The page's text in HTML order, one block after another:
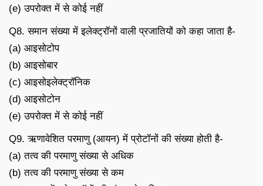
(e) उपरोक्त में से कोई नहीं
Q8. समान संख्या में इलेक्ट्रॉनों वाली प्रजातियों को कहा जाता है-
(a) आइसोटोप
(b) आइसोबार
(c) आइसोइलेक्ट्रॉनिक
(d) आइसोटोन
(e) उपरोक्त में से कोई नहीं
Q9. ऋणावेशित परमाणु (आयन) में प्रोटॉनों की संख्या होती है-
(a) तत्व की परमाणु संख्या से अधिक
(b) तत्व की परमाणु संख्या से कम